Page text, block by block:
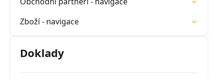
Zboží - navigace
Doklady